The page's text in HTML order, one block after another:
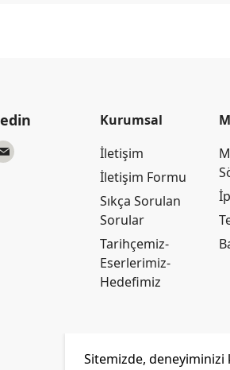
Sitemizde,
Kurumsal
İletişim
İletişim Formu
Sıkça Sorulan
Sorular
Tarihçemiz-
Eserlerimiz-
Hedefimiz